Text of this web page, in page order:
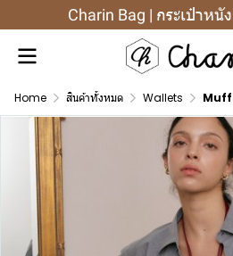
Charin Bag | กระเป๋าห
Home สินค้าทั้งหมด Wallets